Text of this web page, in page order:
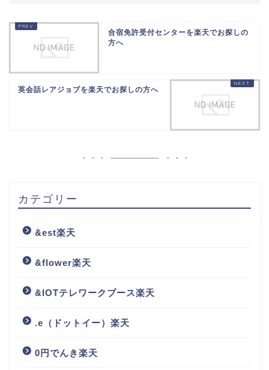
合宿免許受付センターを楽天でお探しの
方へ
英会話レアジョブを楽天でお探しの方へ
カテゴリー
&est楽天
&flower楽天
&IOTテレワークブース楽天
.e（ドットイー）楽天
0円でんき楽天